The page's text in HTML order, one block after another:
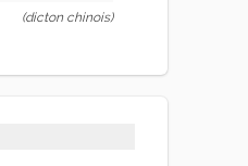
(dicton chinois)